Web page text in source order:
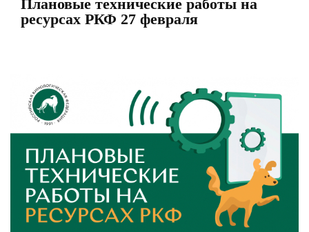
Плановые технические работы на
ресурсах РКФ 27 февраля
Larger
Image